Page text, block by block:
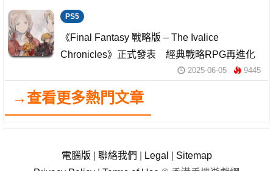
PS5
《Final Fantasy 戰略版 – The Ivalice
Chronicles》正式發表 經典戰略RPG再進化
2025-06-05 9445
→查看更多熱門文章
電腦版 聯絡我們 Legal
Sitemap